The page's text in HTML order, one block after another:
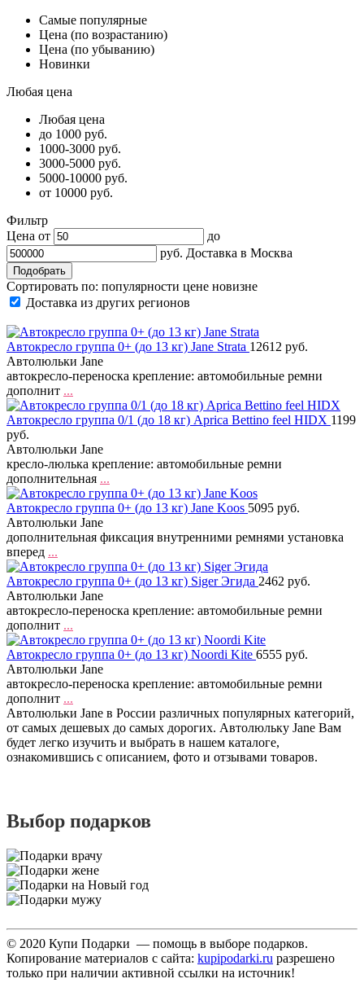
Самые популярные
Цена (по возрастанию)
Цена (по убыванию)
Новинки
Любая цена
Любая цена
до 1000 руб.
1000-3000 руб.
3000-5000 руб.
5000-10000 руб.
от 10000 руб.
Фильтр
Цена от
до
руб. Доставка в Москва
Сортировать по: популярности цене новизне
Доставка из других регионов
Автокресло группа 0+ (до 13 кг) Jane Strata 12612 руб.
Автолюльки Jane
автокресло-переноска крепление: автомобильные ремни
дополнит ...
Автокресло группа 0/1 (до 18 кг) Aprica Bettino feel HIDX 1199
руб.
Автолюльки Jane
кресло-люлька крепление: автомобильные ремни
дополнительная ...
Автокресло группа 0+ (до 13 кг) Jane Koos 5095 руб.
Автолюльки Jane
дополнительная фиксация внутренними ремнями установка
вперед ...
Автокресло группа 0+ (до 13 кг) Siger Эгида 2462 руб.
Автолюльки Jane
автокресло-переноска крепление: автомобильные ремни
дополнит ...
Автокресло группа 0+ (до 13 кг) Noordi Kite 6555 руб.
Автолюльки Jane
автокресло-переноска крепление: автомобильные ремни
дополнит ...
Автолюльки Jane в России различных популярных категорий,
от самых дешевых до самых дорогих. Автолюльку Jane Вам
будет легко изучить и выбрать в нашем каталоге,
ознакомившись с описанием, фото и отзывами товаров.
Выбор подарков
© 2020 Купи Подарки — помощь в выборе подарков.
Копирование материалов с сайта: kupipodarki.ru разрешено
только при наличии активной ссылки на источник!